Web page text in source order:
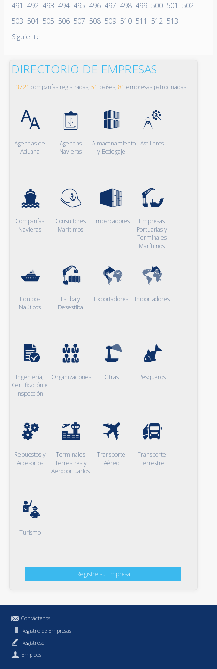
491 492 493 494 495 496 497 498 499 500 501 502
503 504 505 506 507 508 509 510 511 512 513
Siguiente
DIRECTORIO DE EMPRESAS
3721 compañías registradas, 51 países, 83 empresas patrocinadas
Agencias de
Aduana
Agencias
Navieras
Almacenamiento
y Bodegaje
Astilleros
Compañías
Navieras
Consultores
Marítimos
Embarcadores
Empresas
Portuarias y
Terminales
Marítimos
Equipos
Naúticos
Estiba y
Desestiba
Exportadores Importadores
Ingeniería,
Certificación e
Inspección
Organizaciones Otras Pesqueros
Repuestos y
Accesorios
Terminales
Terrestres y
Aeroportuarios
Transporte
Aéreo
Transporte
Terrestre
Turismo
Registre su Empresa
Contáctenos
Registro de Empresas
Regístrese
Empleos